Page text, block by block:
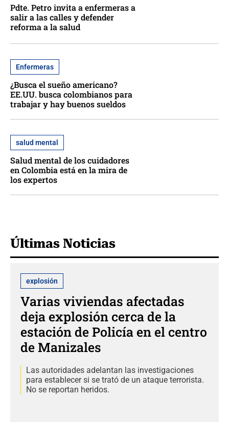
Pdte. Petro invita a enfermeras a
salir a las calles y defender
reforma a la salud
Enfermeras
¿Busca el sueño americano?
EE.UU. busca colombianos para
trabajar y hay buenos sueldos
salud mental
Salud mental de los cuidadores
en Colombia está en la mira de
los expertos
Últimas Noticias
explosión
Varias viviendas afectadas
deja explosión cerca de la
estación de Policía en el centro
de Manizales
Las autoridades adelantan las investigaciones
para establecer si se trató de un ataque terrorista.
No se reportan heridos.